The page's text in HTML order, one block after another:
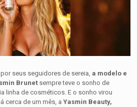
seus seguidores de sereia, a modelo e
Brunet sempre teve o sonho de
linha de cosméticos. E o sonho virou
cerca de um mês, aYasmin Beauty,